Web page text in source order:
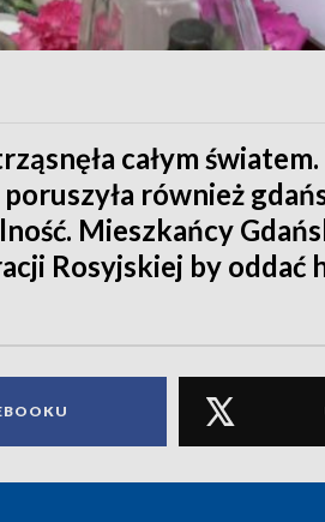
całym
również
Mieszkańcy
Rosyjskiej by oddać